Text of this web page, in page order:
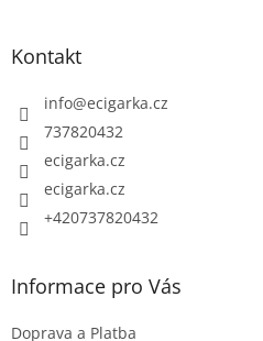
Kontakt
info@ecigarka.cz
737820432
ecigarka.cz
ecigarka.cz
+420737820432
Informace pro Vás
Doprava a Platba